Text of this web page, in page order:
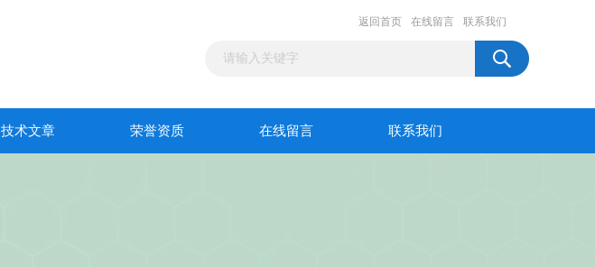
返回首页 在线留言 联系我们
技术文章 荣誉资质 在线留言 联系我们